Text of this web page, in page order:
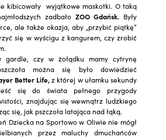
kibicowały wyjątkowe maskotki. O taką
zadbało ZOO Gdańsk. Były
ale także okazja, aby „przybić piątkę”
się w wyścigu z kangurem, czy zrobić
gardle, czy w żołądku mamy cytrynę
można się było dowiedzieć
Better Life,z której w ułamku sekundy
się do świata pełnego przygody
znajdując się wewnątrz ludzkiego
się, jak pszczoła latająca nad łąką.
Dziecka na Sportowo w Oliwie nie mógł
przez maluchy dmuchańców